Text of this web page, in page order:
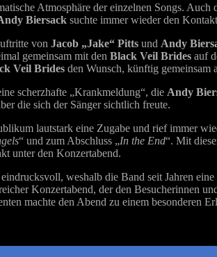
Atmosphäre der einzelnen Songs. Auch
Biersack suchte immer wieder den
von Jacob „Jake“ Pitts und Andy
gemeinsam mit den Black Veil Brides auf
Veil Brides den Wunsch, künftig gemeinsam
scherzhafte „Krankmeldung“, die Andy
die sich der Sänger sichtlich freute.
lautstark eine Zugabe und rief immer
“ und zum Abschluss „In the End“. Mit
unter den Konzertabend.
weshalb die Band seit Jahren
Konzertabend, der den Besucherinnen
machte den Abend zu einem besonderen